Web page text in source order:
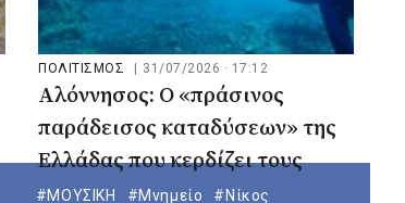
ΠΟΛΙΤΙΣΜΟΣ 31/07/2026 · 17:12
Αλόννησος: Ο «πράσινος
παράδεισος καταδύσεων» της
Ελλάδας που κερδίζει τους
Ολλανδούς
#ΜΟΥΣΙΚΗ #Μνημείο #Νίκος